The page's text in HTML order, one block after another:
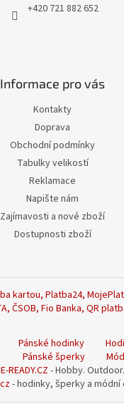
+420 721 882 652
Informace pro vás
Kontakty
Doprava
Obchodní podmínky
Tabulky velikostí
Reklamace
Napište nám
Zajímavosti a nové zboží
Dostupnosti zboží
Pánské hodinky
Pánské šperky
READY.CZ- Hobby.
- hodinky, šperky a módní